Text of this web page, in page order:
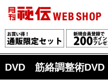
DVD 筋絡調整術DVD